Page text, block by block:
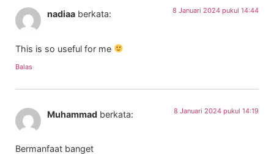
nadiaa berkata: 8 Januari 2024 pukul 14:44
This is so useful for me
Balas
Muhammad berkata: 8 Januari 2024 pukul 14:19
Bermanfaat banget